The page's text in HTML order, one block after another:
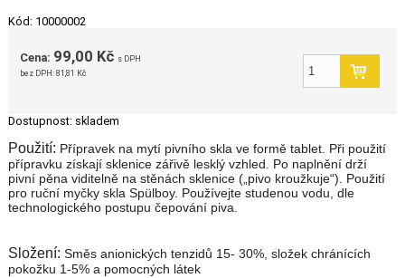
Kód: 10000002
Cena: 99,00 Kč s DPH
bez DPH:81,81 Kč
Dostupnost: skladem
Použití: Přípravek na mytí pivního skla ve formě tablet. Při použití
přípravku získají sklenice zářivě lesklý vzhled. Po naplnění drží
pivní pěna viditelně na stěnách sklenice („pivo kroužkuje“). Použití
pro ruční myčky skla Spülboy. Používejte studenou vodu, dle
technologického postupu čepování piva.
Složení: Směs anionických tenzidů 15- 30%, složek chránících
pokožku 1-5% a pomocných látek